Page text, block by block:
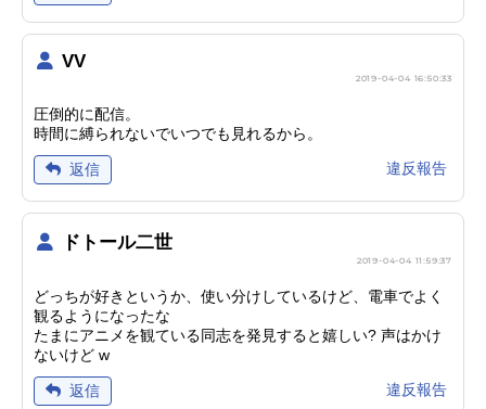
VV
2019-04-04 16:50:33
圧倒的に配信。
時間に縛られないでいつでも見れるから。
返信 違反報告
ドトール二世
2019-04-04 11:59:37
どっちが好きというか、使い分けしているけど、電車でよく
観るようになったな
たまにアニメを観ている同志を発見すると嬉しい? 声はかけ
ないけど w
返信 違反報告